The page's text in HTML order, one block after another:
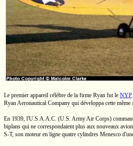
Le premier appareil célèbre de la firme Ryan fut le NYP
Ryan Aeronautical Company qui développa cette
En 1939, l'U.S.A.A.C. (U.S. Army Air Corps)
biplans qui ne correspondaient plus aux nouveaux
S-T, son moteur en ligne quatre cylindres Menesco